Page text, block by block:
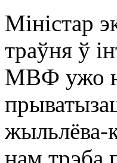
Міністар
траўня ў
МВФ ужо
жыльлёва-
нам трэба